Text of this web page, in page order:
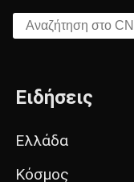
Αναζήτηση στο
Ειδήσεις
Ελλάδα
Κόσμος